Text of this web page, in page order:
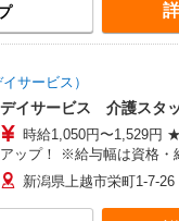
サービス）
デイサービス 介護スタッ
時給1,050円〜1,529円 ★土日祝日は時給100円
アップ！ ※給与幅は資格・
新潟県上越市栄町1-7-26